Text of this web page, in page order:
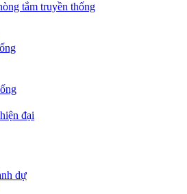
tắm truyền thống
đại
dự